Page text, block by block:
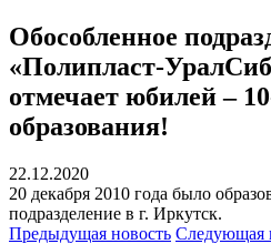
Обособленное
«Полипласт-
отмечает юбилей –
образования!
22.12.2020
20 декабря 2010 года было
подразделение в г. Иркутск.
Предыдущая новость Следующая